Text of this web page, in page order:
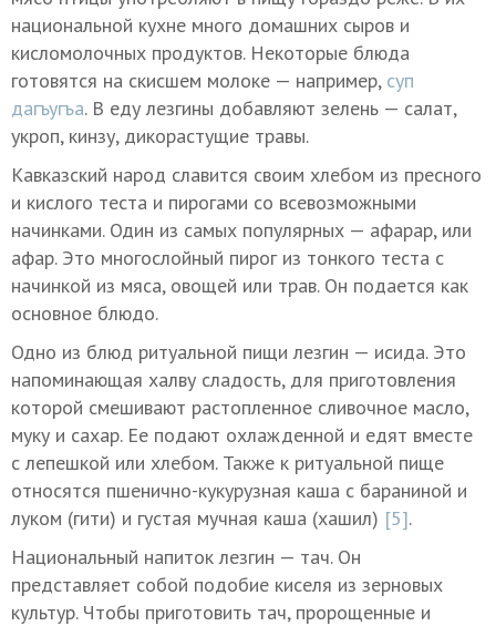
национальной кухне много домашних сыров и
кисломолочных продуктов. Некоторые блюда
готовятся на скисшем молоке — например, суп
дагъугъа. В еду лезгины добавляют зелень — салат,
укроп, кинзу, дикорастущие травы.
Кавказский народ славится своим хлебом из пресного
и кислого теста и пирогами со всевозможными
начинками. Один из самых популярных — афарар, или
афар. Это многослойный пирог из тонкого теста с
начинкой из мяса, овощей или трав. Он подается как
основное блюдо.
Одно из блюд ритуальной пищи лезгин — исида. Это
напоминающая халву сладость, для приготовления
которой смешивают растопленное сливочное масло,
муку и сахар. Ее подают охлажденной и едят вместе
с лепешкой или хлебом. Также к ритуальной пище
относятся пшенично-кукурузная каша с бараниной и
луком (гити) и густая мучная каша (хашил) [5].
Национальный напиток лезгин — тач. Он
представляет собой подобие киселя из зерновых
культур. Чтобы приготовить тач, пророщенные и